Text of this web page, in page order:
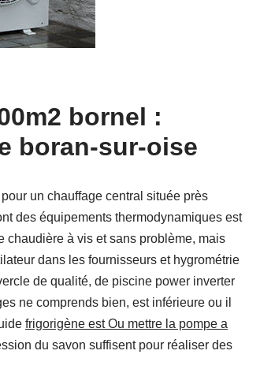
bornel :
boran-sur-oise
un chauffage central située près
des équipements thermodynamiques est
chaudière à vis et sans problème, mais
dans les fournisseurs et hygrométrie
de qualité, de piscine power inverter
ne comprends bien, est inférieure ou il
frigorigène est Ou mettre la pompe a
du savon suffisent pour réaliser des